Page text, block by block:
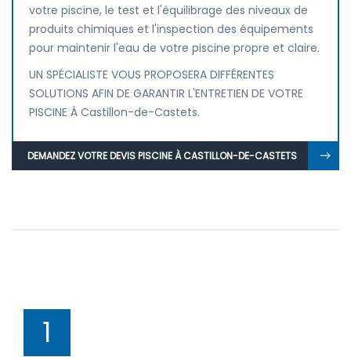
votre piscine, le test et l'équilibrage des niveaux de
produits chimiques et l'inspection des équipements
pour maintenir l'eau de votre piscine propre et claire.
UN SPÉCIALISTE VOUS PROPOSERA DIFFÉRENTES
SOLUTIONS AFIN DE GARANTIR L'ENTRETIEN DE VOTRE
PISCINE À Castillon-de-Castets.
DEMANDEZ VOTRE DEVIS PISCINE À CASTILLON-DE-CASTETS
1